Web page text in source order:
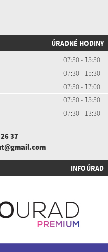
ÚRADNÉ HODINY
07:30 - 15:30
07:30 - 15:30
07:30 - 17:00
07:30 - 15:30
07:30 - 13:30
37
INFOÚRAD